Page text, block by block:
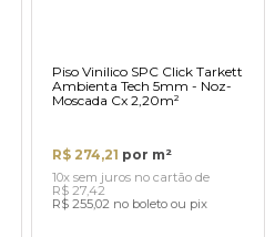
Piso Vinilico SPC Click Tarkett
Ambienta Tech 5mm - Noz-
Moscada Cx 2,20m²
R$ 274,21 por m²
10x sem juros no cartão de
R$ 27,42
R$ 255,02 no boleto ou pix